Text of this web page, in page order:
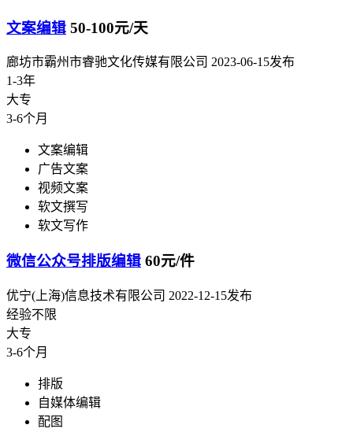
文案编辑 50-100元/天
廊坊市霸州市睿驰文化传媒有限公司 2023-06-15发布
1-3年
大专
3-6个月
文案编辑
广告文案
视频文案
软文撰写
软文写作
微信公众号排版编辑 60元/件
优宁(上海)信息技术有限公司 2022-12-15发布
经验不限
大专
3-6个月
排版
自媒体编辑
配图